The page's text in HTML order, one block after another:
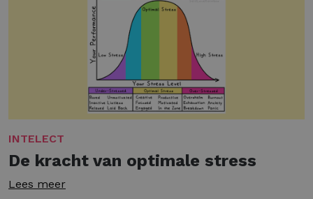
INTELECT
De kracht van optimale stress
Lees meer